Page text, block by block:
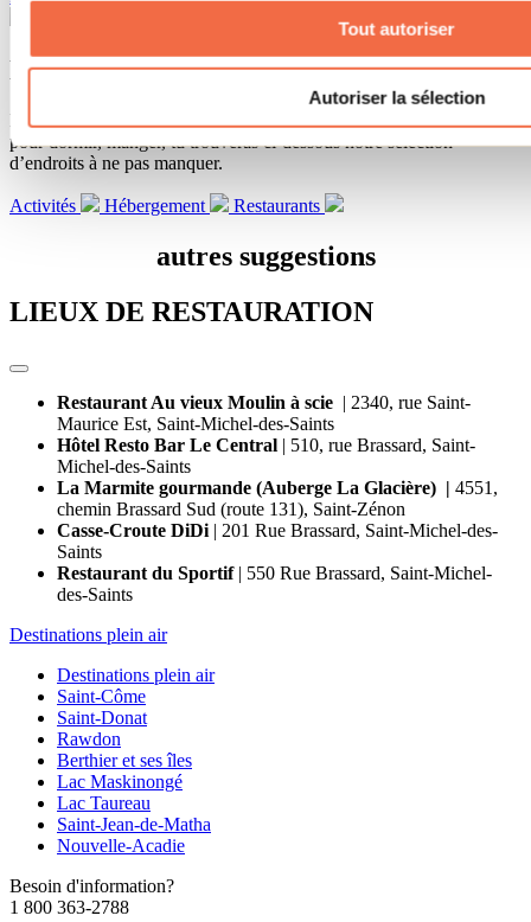
Tout autoriser
Autoriser la sélection
Nos bonnes adresses
Besoin d’aide pour planifier ton séjour au Lac Taureau? Que ce soit
pour dormir, manger, tu trouveras ci-dessous notre sélection
d’endroits à ne pas manquer.
Activités Hébergement Restaurants
autres suggestions
LIEUX DE RESTAURATION
Restaurant Au vieux Moulin à scie | 2340, rue Saint-
Maurice Est, Saint-Michel-des-Saints
Hôtel Resto Bar Le Central | 510, rue Brassard, Saint-
Michel-des-Saints
La Marmite gourmande (Auberge La Glacière) | 4551,
chemin Brassard Sud (route 131), Saint-Zénon
Casse-Croute DiDi | 201 Rue Brassard, Saint-Michel-des-
Saints
Restaurant du Sportif| 550 Rue Brassard, Saint-Michel-
des-Saints
Destinations plein air
Destinations plein air
Saint-Côme
Saint-Donat
Rawdon
Berthier et ses îles
Lac Maskinongé
Lac Taureau
Saint-Jean-de-Matha
Nouvelle-Acadie
Besoin d'information?
1 800 363-2788